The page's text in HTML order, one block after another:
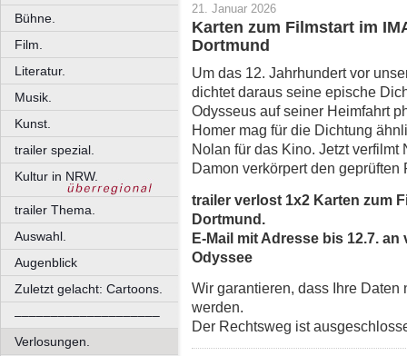
Bühne.
Film.
Literatur.
Musik.
Kunst.
trailer spezial.
Kultur in NRW.
trailer Thema.
Auswahl.
Augenblick
Zuletzt gelacht: Cartoons.
––––––––––––––––––––
Verlosungen.
21. Januar 2026
Karten zum Filmstart im
Dortmund
Um das 12. Jahrhundert vor
dichtet daraus seine epische
Odysseus auf seiner Heimfahrt
Homer mag für die Dichtung
Nolan für das Kino. Jetzt verfilmt
Damon verkörpert den
trailer verlost 1x2 Karten zum
Dortmund.
E-Mail mit Adresse bis 12.7.
Odyssee
Wir garantieren, dass Ihre
werden.
Der Rechtsweg ist